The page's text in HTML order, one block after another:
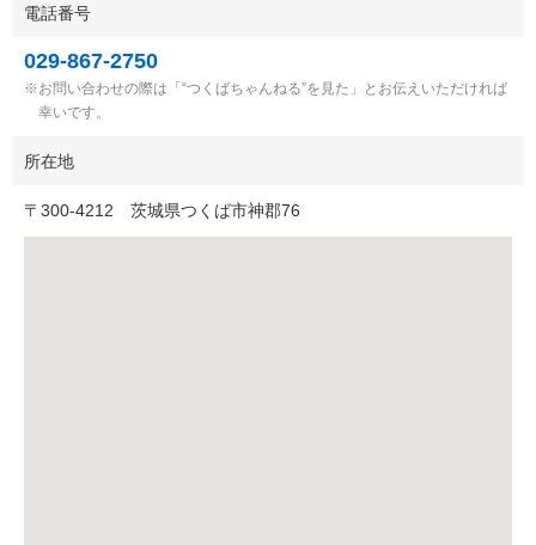
電話番号
029-867-2750
お問い合わせの際は「“つくばちゃんねる”を見た」とお伝えいただければ
幸いです。
所在地
〒 300-4212 茨城県つくば市神郡76